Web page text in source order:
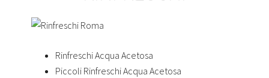
Rinfreschi Acqua Acetosa
Piccoli Rinfreschi Acqua Acetosa